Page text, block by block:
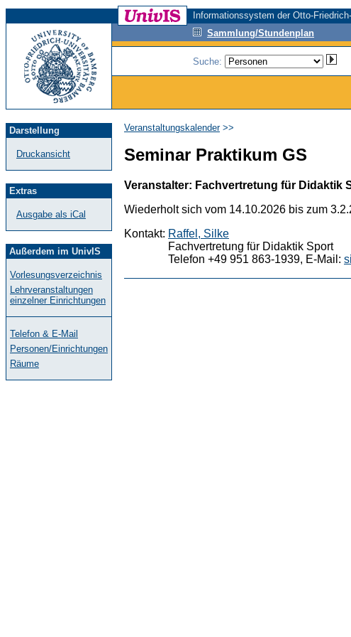
Informationssystem der Otto-
Sammlung/Stundenplan
Suche:
Darstellung
Druckansicht
Extras
Ausgabe als iCal
Außerdem im UnivIS
Vorlesungsverzeichnis
Lehrveranstaltungen
einzelner Einrichtungen
Telefon & E-Mail
Personen/Einrichtungen
Räume
Veranstaltungskalender>>
Seminar Praktikum GS
Veranstalter: Fachvertretung für Didaktik
Wiederholt sich vom 14.10.2026 bis zum
Kontakt: Raffel, Silke
Fachvertretung für Didaktik Sport
Telefon +49 951 863-1939, E-Mail: